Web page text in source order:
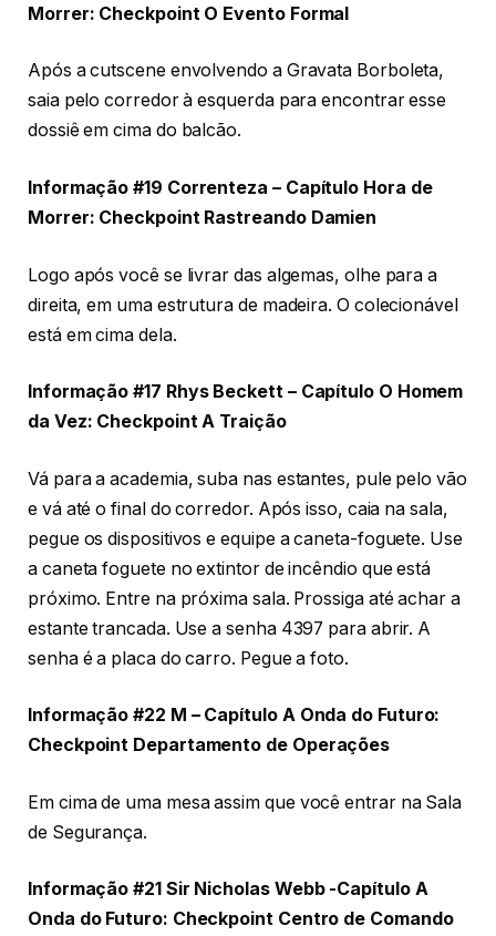
Morrer: Checkpoint O Evento Formal
Após a cutscene envolvendo a Gravata Borboleta,
saia pelo corredor à esquerda para encontrar esse
dossiê em cima do balcão.
Informação #19 Correnteza – Capítulo Hora de
Morrer: Checkpoint Rastreando Damien
Logo após você se livrar das algemas, olhe para a
direita, em uma estrutura de madeira. O colecionável
está em cima dela.
Informação #17 Rhys Beckett – Capítulo O Homem
da Vez: Checkpoint A Traição
Vá para a academia, suba nas estantes, pule pelo vão
e vá até o final do corredor. Após isso, caia na sala,
pegue os dispositivos e equipe a caneta-foguete. Use
a caneta foguete no extintor de incêndio que está
próximo. Entre na próxima sala. Prossiga até achar a
estante trancada. Use a senha 4397 para abrir. A
senha é a placa do carro. Pegue a foto.
Informação #22 M – Capítulo A Onda do Futuro:
Checkpoint Departamento de Operações
Em cima de uma mesa assim que você entrar na Sala
de Segurança.
Informação #21 Sir Nicholas Webb -Capítulo A
Onda do Futuro: Checkpoint Centro de Comando